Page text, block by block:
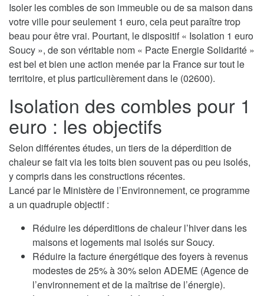
Isoler les combles de son immeuble ou de sa maison dans
votre ville pour seulement 1 euro, cela peut paraître trop
beau pour être vrai. Pourtant, le dispositif « Isolation 1 euro
Soucy », de son véritable nom « Pacte Energie Solidarité »
est bel et bien une action menée par la France sur tout le
territoire, et plus particulièrement dans le (02600).
Isolation des combles pour 1
euro : les objectifs
Selon différentes études, un tiers de la déperdition de
chaleur se fait via les toits bien souvent pas ou peu isolés,
y compris dans les constructions récentes.
Lancé par le Ministère de l’Environnement, ce programme
a un quadruple objectif :
Réduire les déperditions de chaleur l’hiver dans les
maisons et logements mal isolés sur Soucy.
Réduire la facture énergétique des foyers à revenus
modestes de 25% à 30% selon ADEME (Agence de
l’environnement et de la maîtrise de l’énergie).